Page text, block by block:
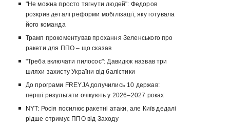
"Не можна просто тягнути людей": Федоров
розкрив деталі реформи мобілізації, яку готувала
його команда
Трамп прокоментував прохання Зеленського про
ракети для ППО – що сказав
"Треба включати пилосос": Давидюк назвав три
шляхи захисту України від балістики
До програми FREYJA долучились 10 держав:
перші результати очікують у 2026–2027 роках
NYT: Росія посилює ракетні атаки, але Київ дедалі
рідше отримує ППО від Заходу